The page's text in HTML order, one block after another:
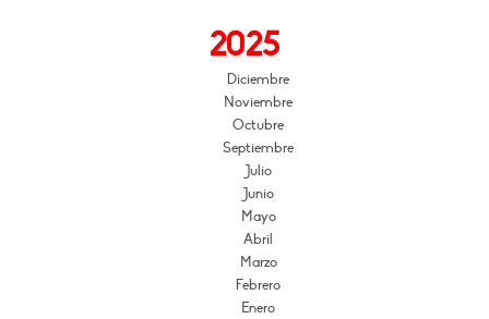
2025
Diciembre
Noviembre
Octubre
Septiembre
Julio
Junio
Mayo
Abril
Marzo
Febrero
Enero